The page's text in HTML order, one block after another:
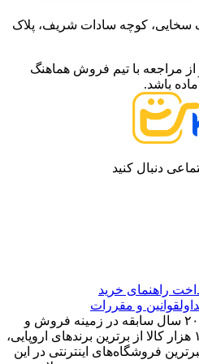
سخایی، کوچه سادات شریف، پلاک
مراجعه با تیم فروش هماهنگ
باشد.
دنبال کنید
راهنمای خرید
قوانین و مقررات
مجموعه کالا عمران با بیش از ۲۰ سال سابقه در زمینه فروش و
خدمات ابزارآلات تخصصی و ۱۰ هزار کالا از برترین برندهای اروپایی،
فروشگاه‌های اینترنتی در این